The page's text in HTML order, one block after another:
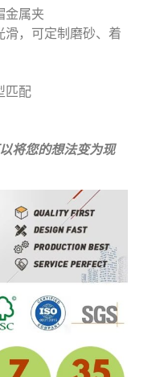
金属夹
，可定制磨砂、着
匹配
将您的想法变为现